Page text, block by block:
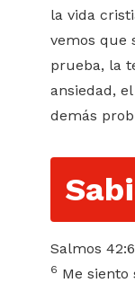
la vida
vemos que
prueba, la
ansiedad,
demás
Salmos
6 Me siento